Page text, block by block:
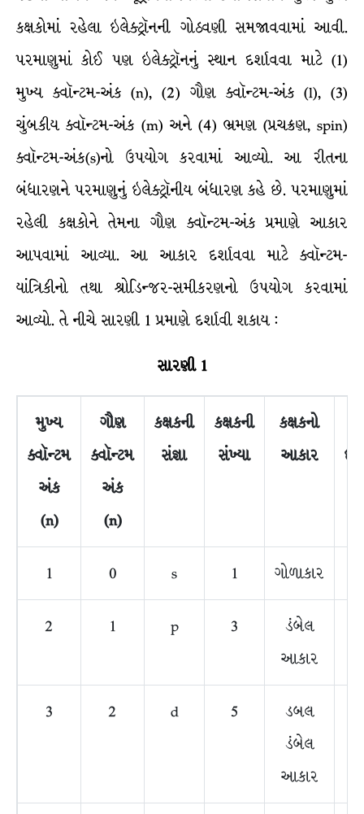
કક્ષકોમાં રહેલા ઇલેક્ટ્રૉનની ગોઠવણી સમજાવવામાં આવી.
પરમાણુમાં કોઈ પણ ઇલેક્ટ્રૉનનું સ્થાન દર્શાવવા માટે (1)
મુખ્ય ક્વૉન્ટમ-અંક (n), (2) ગૌણ ક્વૉન્ટમ-અંક (l), (3)
ચુંબકીય ક્વૉન્ટમ-અંક (m) અને (4) ભ્રમણ (પ્રચક્રણ, spin)
ક્વૉન્ટમ-અંક(s)નો ઉપયોગ કરવામાં આવ્યો. આ રીતના
બંધારણને પરમાણુનું ઇલેક્ટ્રૉનીય બંધારણ કહે છે. પરમાણુમાં
રહેલી કક્ષકોને તેમના ગૌણ ક્વૉન્ટમ-અંક પ્રમાણે આકાર
આપવામાં આવ્યા. આ આકાર દર્શાવવા માટે ક્વૉન્ટમ-
યાંત્રિકીનો તથા શ્રોડિન્જર-સમીકરણનો ઉપયોગ કરવામાં
આવ્યો. તે નીચે સારણી 1 પ્રમાણે દર્શાવી શકાય :
સારણી 1
મુખ્ય
ક્વૉન્ટમ
અંક
(n)
ગૌણ
ક્વૉન્ટમ
અંક
(n)
કક્ષકની
સંજ્ઞા
કક્ષકની
સંખ્યા
કક્ષકનો
આકાર
1 0 s 1 ગોળાકાર
2 1 p 3
ડંબેલ
આકાર
3 2 d 5
ડબલ
ડંબેલ
આકાર